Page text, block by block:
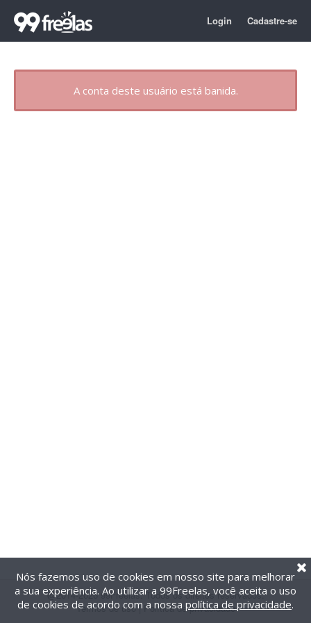
Login Cadastre-se
A conta deste usuário está banida.
@2014-2026 99Freelas. Todos os direitos reservados.
Termos de uso| Política de privacidade
Nós fazemos uso de cookies em nosso site para melhorar
a sua experiência. Ao utilizar a 99Freelas, você aceita o uso
de cookies de acordo com a nossa política de privacidade.